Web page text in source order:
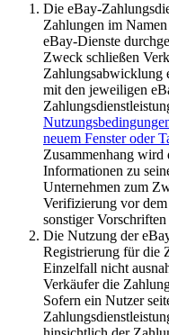
Die eBay-
Zahlungen im
eBay-Dienste
Zweck schließen
Zahlungsabwicklung
mit den jeweiligen
neuem Fenster oder
Zusammenhang wird
Informationen zu
Unternehmen zum
Verifizierung vor
sonstiger
Die Nutzung der
Registrierung für die
Einzelfall nicht
Verkäufer die
Sofern ein Nutzer